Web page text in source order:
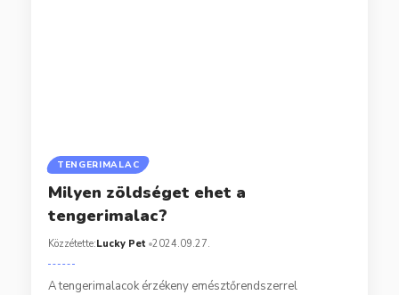
TENGERIMALAC
Milyen zöldséget ehet a
tengerimalac?
Közzétette:Lucky Pet 2024.09.27.
A tengerimalacok érzékeny emésztőrendszerrel